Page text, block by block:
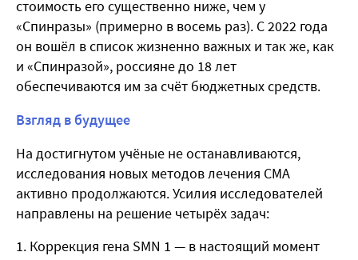
стоимость его существенно ниже, чем у
«Спинразы» (примерно в восемь раз). С 2022 года
он вошёл в список жизненно важных и так же, как
и «Спинразой», россияне до 18 лет
обеспечиваются им за счёт бюджетных средств.
Взгляд в будущее
На достигнутом учёные не останавливаются,
исследования новых методов лечения СМА
активно продолжаются. Усилия исследователей
направлены на решение четырёх задач:
Коррекция гена SMN 1 — в настоящий момент